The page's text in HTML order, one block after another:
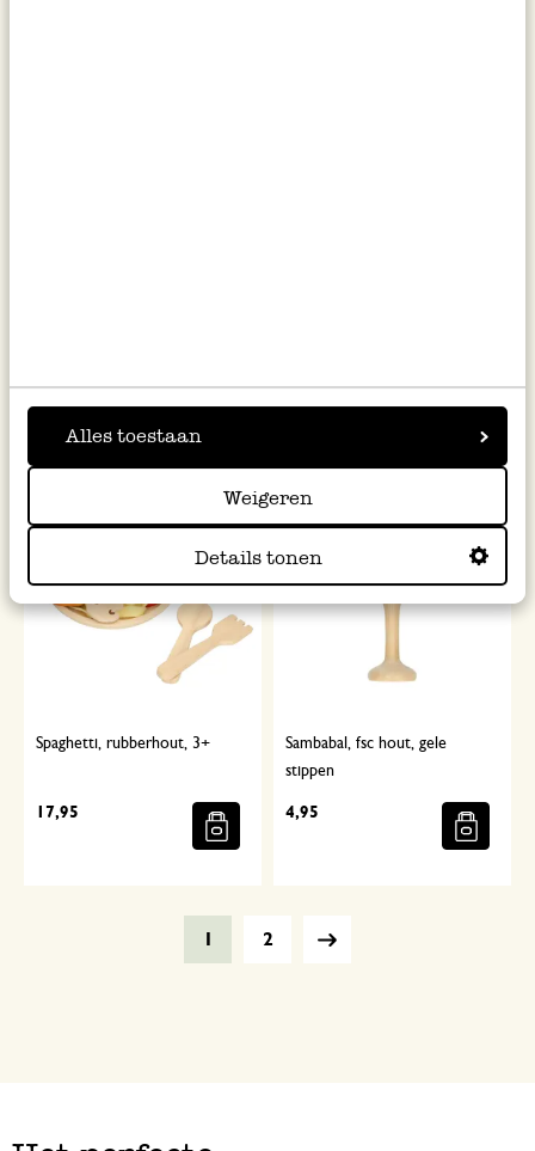
Alles toestaan
Weigeren
Details tonen
Spaghetti, rubberhout, 3+
17,95
Sambabal, fsc hout, gele
stippen
4,95
2